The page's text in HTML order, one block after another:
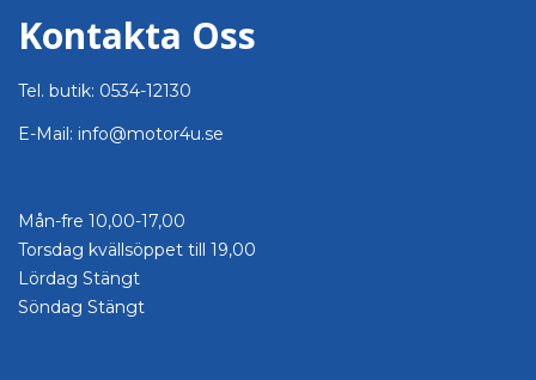
Kontakta Oss
Tel. butik: 0534-12130
E-Mail: info@motor4u.se
Mån-fre 10,00-17,00
Torsdag kvällsöppet till 19,00
Lördag Stängt
Söndag Stängt